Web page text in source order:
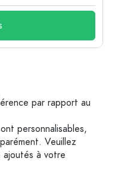
par rapport au
personnalisables,
Veuillez
à votre